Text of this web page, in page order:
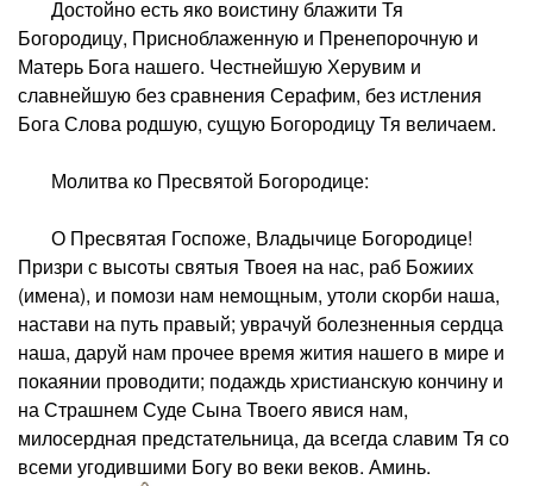
Достойно есть яко воистину блажити Тя
Богородицу, Присноблаженную и Пренепорочную и
Матерь Бога нашего. Честнейшую Херувим и
славнейшую без сравнения Серафим, без истления
Бога Слова родшую, сущую Богородицу Тя величаем.
Молитва ко Пресвятой Богородице:
О Пресвятая Госпоже, Владычице Богородице!
Призри с высоты святыя Твоея на нас, раб Божиих
(имена), и помози нам немощным, утоли скорби наша,
настави на путь правый; уврачуй болезненныя сердца
наша, даруй нам прочее время жития нашего в мире и
покаянии проводити; подаждь христианскую кончину и
на Страшнем Суде Сына Твоего явися нам,
милосердная предстательница, да всегда славим Тя со
всеми угодившими Богу во веки веков. Аминь.